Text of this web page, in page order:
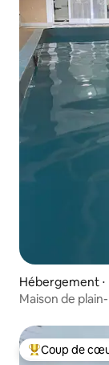
Hébergement
Maison de
Coups de cœur
Coup de